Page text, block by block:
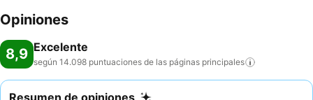
Opiniones
8,9 Excelente
según 14.098 puntuaciones de las páginas principales
Resumen de opiniones